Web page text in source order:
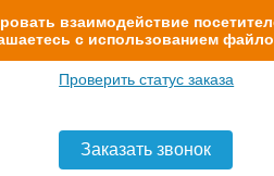
взаимодействие
с использованием
Проверить статус заказа
Заказать звонок